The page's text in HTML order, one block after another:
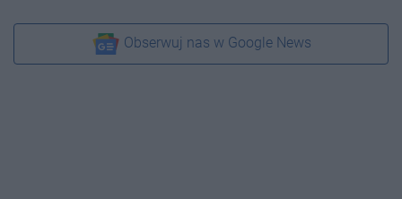
Obserwuj nas w Google News